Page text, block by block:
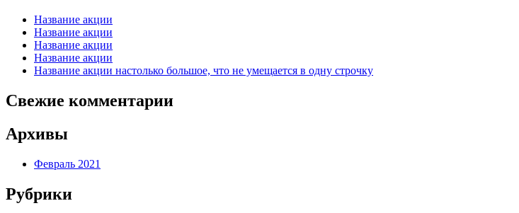
Название акции
Название акции
Название акции
Название акции
Название акции настолько большое, что не умещается в одну строчку
Свежие комментарии
Архивы
Февраль 2021
Рубрики